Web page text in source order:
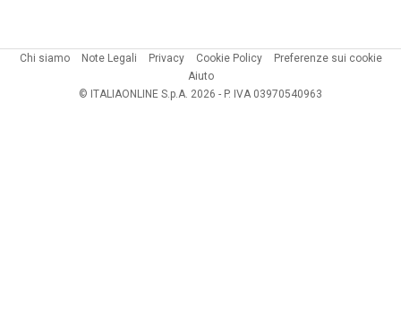
Chi siamo Note Legali Privacy Cookie Policy
Preferenze sui cookie
Aiuto
© ITALIAONLINE S.p.A. 2026 - P. IVA 03970540963